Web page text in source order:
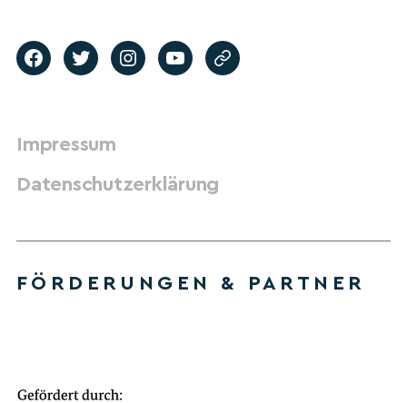
Impressum
Datenschutzerklärung
FÖRDERUNGEN & PARTNER